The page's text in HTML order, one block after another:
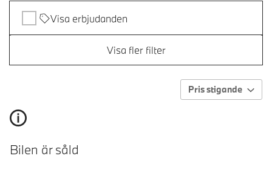
Visa erbjudanden
Visa fler filter
Pris stigande
Bilen är såld